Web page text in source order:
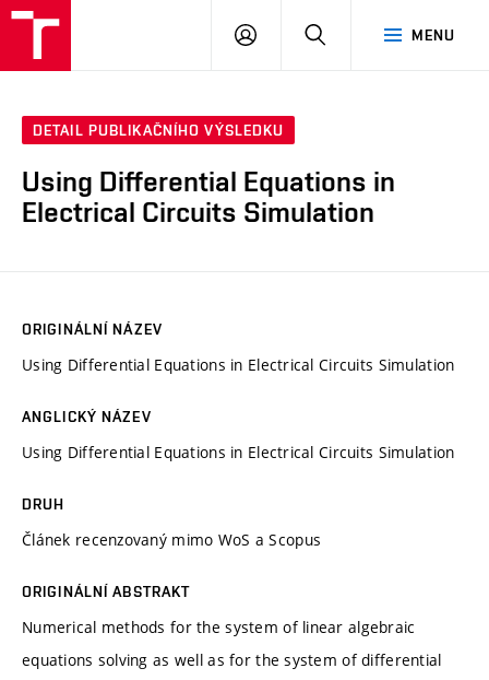
MENU
PŘIHLÁSIT
DETAIL PUBLIKAČNÍHO VÝSLEDKU
Using Differential Equations in
Electrical Circuits Simulation
ORIGINÁLNÍ NÁZEV
Using Differential Equations in Electrical Circuits Simulation
ANGLICKÝ NÁZEV
Using Differential Equations in Electrical Circuits Simulation
DRUH
Článek recenzovaný mimo WoS a Scopus
ORIGINÁLNÍ ABSTRAKT
Numerical methods for the system of linear algebraic
equations solving as well as for the system of differential